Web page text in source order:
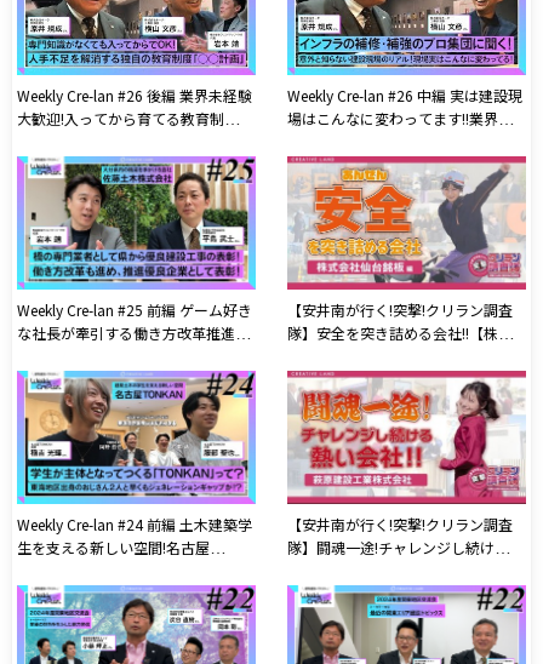
Weekly Cre-lan #26 後編 業界未経験
大歓迎!入ってから育てる教育制度を
社ホーク
Weekly Cre-lan #26 中編 実は建設現
場はこんなに変わってます!!業界外
株式会社ホーク
Weekly Cre-lan #25 前編 ゲーム好き
な社長が牽引する働き方改革推進優
【安井南が行く!突撃!クリラン調査
隊】安全を突き詰める会社!!【株式
Weekly Cre-lan #24 前編 土木建築学
生を支える新しい空間!名古屋
【安井南が行く!突撃!クリラン調査
隊】闘魂一途!チャレンジし続ける熱
編